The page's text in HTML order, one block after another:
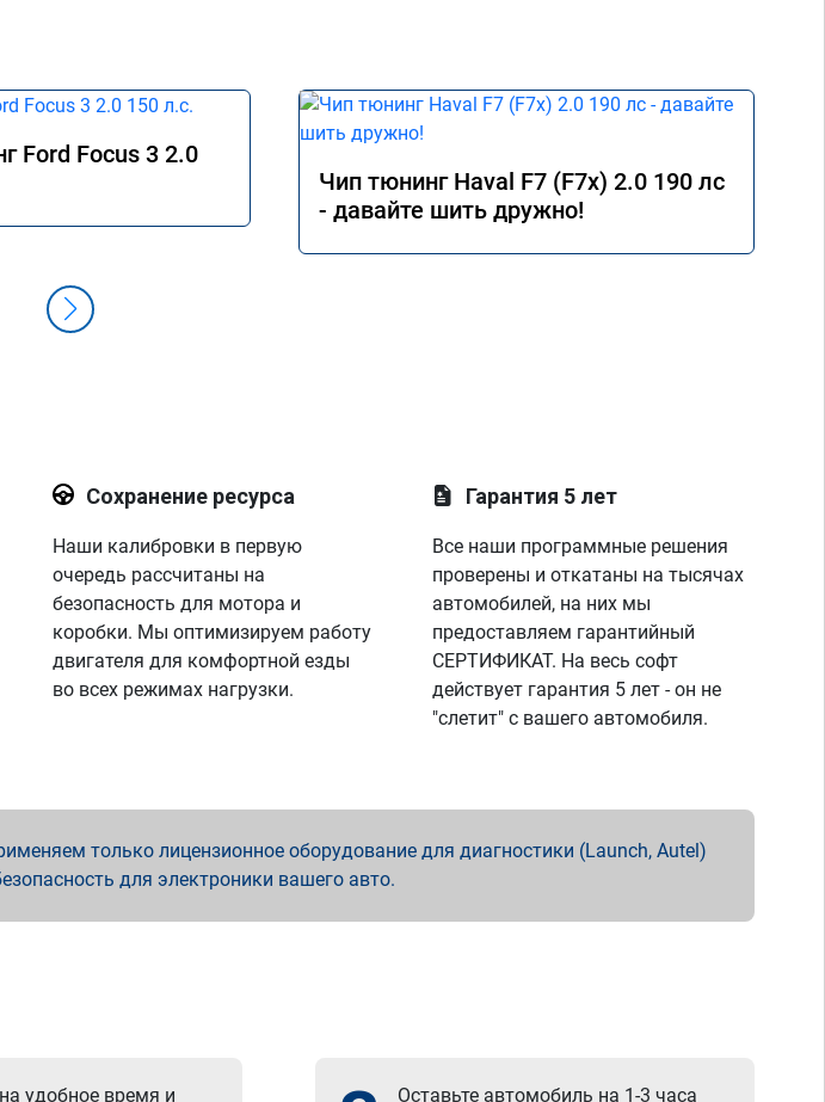
Ford Focus 3 2.0
Чип тюнинг Haval F7 (F7x) 2.0 190 лс
- давайте шить дружно!
Сохранение ресурса
Наши калибровки в первую
очередь рассчитаны на
безопасность для мотора и
коробки. Мы оптимизируем работу
двигателя для комфортной езды
во всех режимах нагрузки.
Гарантия 5 лет
Все наши программные решения
проверены и откатаны на тысячах
автомобилей, на них мы
предоставляем гарантийный
СЕРТИФИКАТ. На весь софт
действует гарантия 5 лет - он не
"слетит" с вашего автомобиля.
только лицензионное оборудование для диагностики (Launch, Autel)
для электроники вашего авто.
удобное время и
Оставьте автомобиль на 1-3 часа